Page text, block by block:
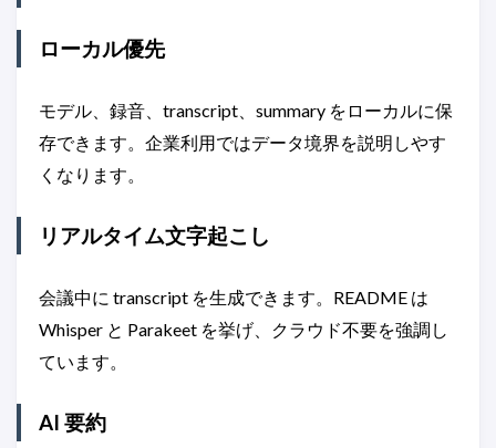
ローカル優先
モデル、録音、transcript、summary をローカルに保
存できます。企業利用ではデータ境界を説明しやす
くなります。
リアルタイム文字起こし
会議中に transcript を生成できます。README は
Whisper と Parakeet を挙げ、クラウド不要を強調し
ています。
AI 要約